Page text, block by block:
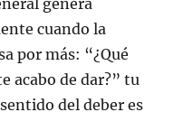
cuando la
por más: “¿Qué
acabo de dar?” tu
del deber es